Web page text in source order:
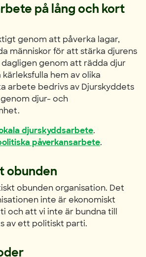
på lång och kort
genom att påverka lagar,
människor för att stärka djurens
genom att rädda djur
hem av olika
arbete bedrivs av Djurskyddets
djur- och
djurskyddsarbete.
påverkansarbete.
obunden
obunden organisation. Det
inte är ekonomiskt
och att vi inte är bundna till
av ett politiskt parti.